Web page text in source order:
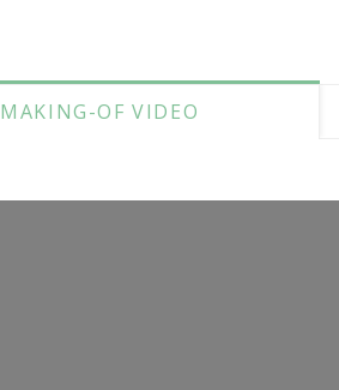
MAKING-OF VIDEO